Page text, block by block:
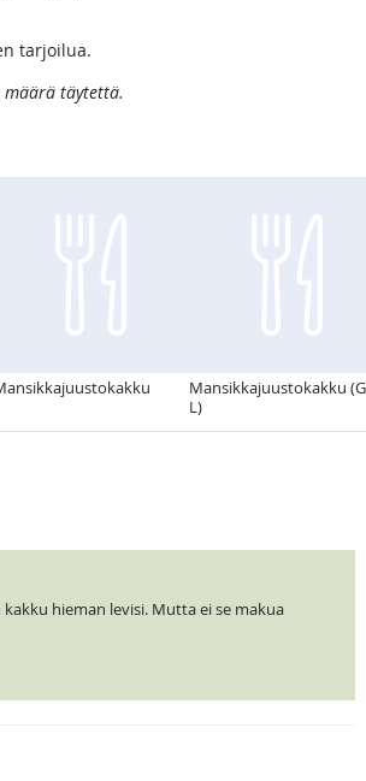
tarjoilua.
määrä täytettä.
Mansikkajuustokakku
L)
hieman levisi. Mutta ei se makua